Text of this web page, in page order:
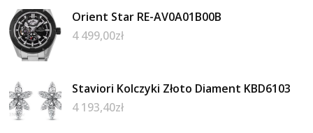
Orient Star RE-AV0A01B00B
4 499,00zł
Staviori Kolczyki Złoto Diament KBD6103
4 193,40zł